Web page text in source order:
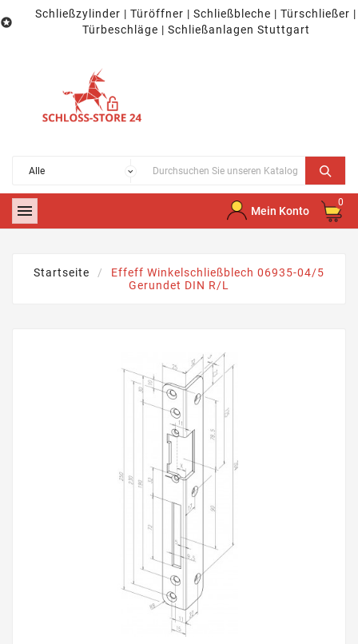

Schließzylinder | Türöffner | Schließbleche | Türschließer |
Türbeschläge | Schließanlagen Stuttgart
 Mein Konto
0
Startseite
Effeff Winkelschließblech 06935-04/5
Gerundet DIN R/L